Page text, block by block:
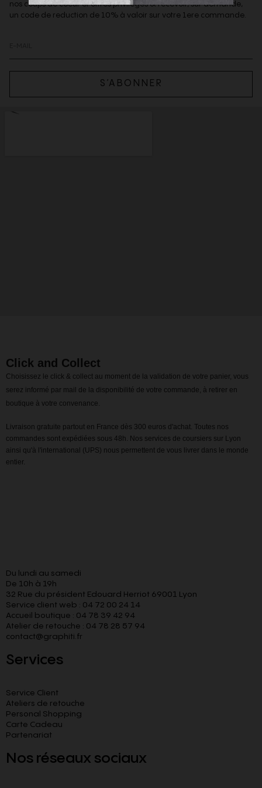
nos coups de coeur et offres privilèges & recevoir, sur demande,
un code de reduction de 10% à valoir sur votre 1ere commande.
S’ABONNER
Click and Collect
Choisissez le click & collect au moment de la validation de votre panier, vous
serez informé par mail de la disponibilité de votre commande, à retirer en
boutique à votre convenance.
Livraison gratuite partout en France dès 300 euros d'achat. Toutes nos
commandes sont expédiées sous 48h. Nos services de coursiers sur Lyon
ainsi qu'à l'international (UPS) nous permettent de vous livrer dans le monde
entier.
Du lundi au samedi
De 10h à 19h
32 Rue du président Edouard Herriot 69001 Lyon
Service client web : 04 72 00 24 14
Accueil boutique : 04 78 39 42 94
Atelier de retouche : 04 78 28 57 94
contact@graphiti.fr
Services
Service Client
Ateliers de retouche
Personal Shopping
Carte Cadeau
Partenariat
Nos réseaux sociaux